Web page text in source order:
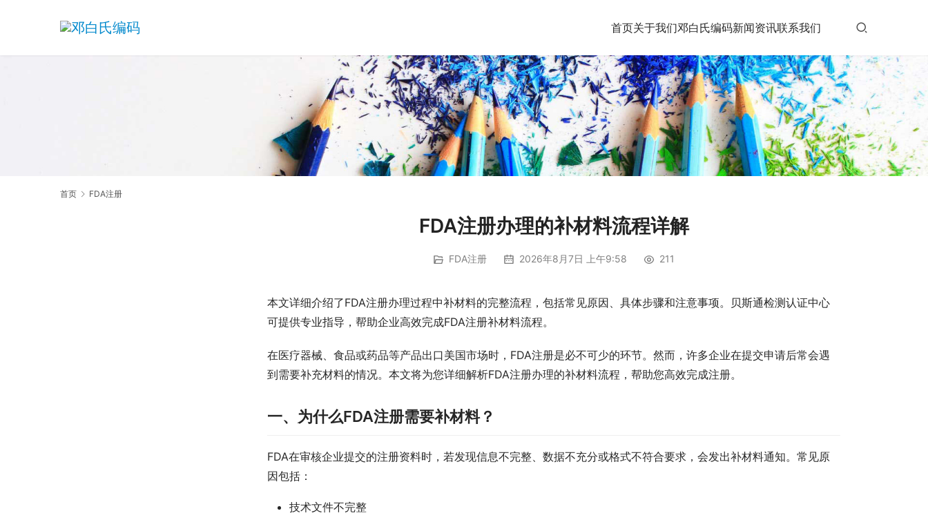
首页关于我们邓白氏编码新闻资讯联系我们
首页 FDA注册
FDA注册办理的补材料流程详解
FDA注册 2026年8月7日 上午9:58 211
本文详细介绍了FDA注册办理过程中补材料的完整流程，包括常见原因、具体步骤和注意事项。贝斯通检测认证中心
可提供专业指导，帮助企业高效完成FDA注册补材料流程。
在医疗器械、食品或药品等产品出口美国市场时，FDA注册是必不可少的环节。然而，许多企业在提交申请后常会遇
到需要补充材料的情况。本文将为您详细解析FDA注册办理的补材料流程，帮助您高效完成注册。
一、为什么FDA注册需要补材料？
FDA在审核企业提交的注册资料时，若发现信息不完整、数据不充分或格式不符合要求，会发出补材料通知。常见原
因包括：
技术文件不完整